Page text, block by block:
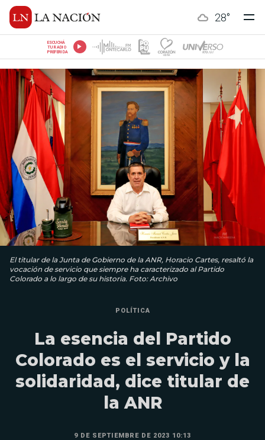
28°
ESCUCHÁ
TU RADIO
PREFERIDA
El titular de la Junta de Gobierno de la ANR, Horacio Cartes, resaltó la
vocación de servicio que siempre ha caracterizado al Partido
Colorado a lo largo de su historia. Foto: Archivo
POLÍTICA
La esencia del Partido
Colorado es el servicio y la
solidaridad, dice titular de
la ANR
9 DE SEPTIEMBRE DE 2023 10:13